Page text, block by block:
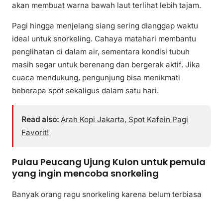
akan membuat warna bawah laut terlihat lebih tajam.
Pagi hingga menjelang siang sering dianggap waktu
ideal untuk snorkeling. Cahaya matahari membantu
penglihatan di dalam air, sementara kondisi tubuh
masih segar untuk berenang dan bergerak aktif. Jika
cuaca mendukung, pengunjung bisa menikmati
beberapa spot sekaligus dalam satu hari.
Read also: Arah Kopi Jakarta, Spot Kafein Pagi
Favorit!
Pulau Peucang Ujung Kulon untuk pemula
yang ingin mencoba snorkeling
Banyak orang ragu snorkeling karena belum terbiasa